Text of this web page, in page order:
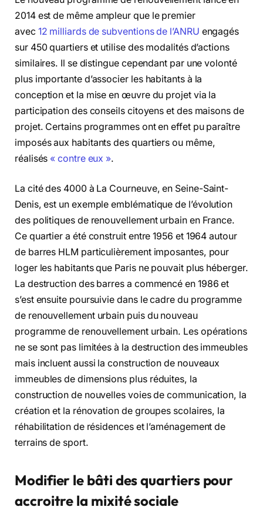
2014 est de même ampleur que le premier
avec 12 milliards de subventions de l’ANRU engagés
sur 450 quartiers et utilise des modalités d’actions
similaires. Il se distingue cependant par une volonté
plus importante d’associer les habitants à la
conception et la mise en œuvre du projet via la
participation des conseils citoyens et des maisons de
projet. Certains programmes ont en effet pu paraître
imposés aux habitants des quartiers ou même,
réalisés « contre eux ».
La cité des 4000 à La Courneuve, en Seine-Saint-
Denis, est un exemple emblématique de l’évolution
des politiques de renouvellement urbain en France.
Ce quartier a été construit entre 1956 et 1964 autour
de barres HLM particulièrement imposantes, pour
loger les habitants que Paris ne pouvait plus héberger.
La destruction des barres a commencé en 1986 et
s’est ensuite poursuivie dans le cadre du programme
de renouvellement urbain puis du nouveau
programme de renouvellement urbain. Les opérations
ne se sont pas limitées à la destruction des immeubles
mais incluent aussi la construction de nouveaux
immeubles de dimensions plus réduites, la
construction de nouvelles voies de communication, la
création et la rénovation de groupes scolaires, la
réhabilitation de résidences et l’aménagement de
terrains de sport.
Modifier le bâti des quartiers pour
accroitre la mixité sociale